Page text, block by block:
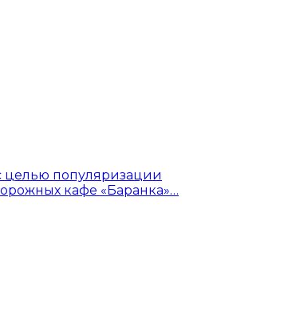
целью популяризации
кафе «Баранка»…